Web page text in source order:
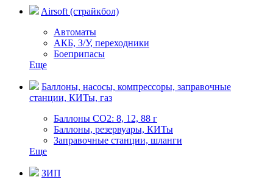
Airsoft (страйкбол)
Автоматы
АКБ, З/У, переходники
Боеприпасы
Еще
Баллоны, насосы, компрессоры, заправочные
станции, КИТы, газ
Баллоны СО2: 8, 12, 88 г
Баллоны, резервуары, КИТы
Заправочные станции, шланги
Еще
ЗИП